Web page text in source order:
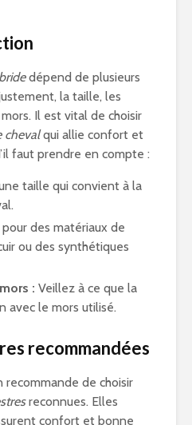
dépend de plusieurs
la taille, les
Il est vital de choisir
chevalqui allie confort et
faut prendre en compte :
taille qui convient à la
des matériaux de
ou des synthétiques
: Veillez à ce que la
avec le mors utilisé.
recommandées
recommande de choisir
reconnues. Elles
confort et bonne